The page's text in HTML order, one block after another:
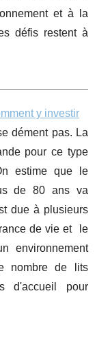
et à la
défis restent à
y investir
dément pas. La
pour ce type
estime que le
de 80 ans va
due à plusieurs
de vie et le
environnement
nombre de lits
d'accueil pour